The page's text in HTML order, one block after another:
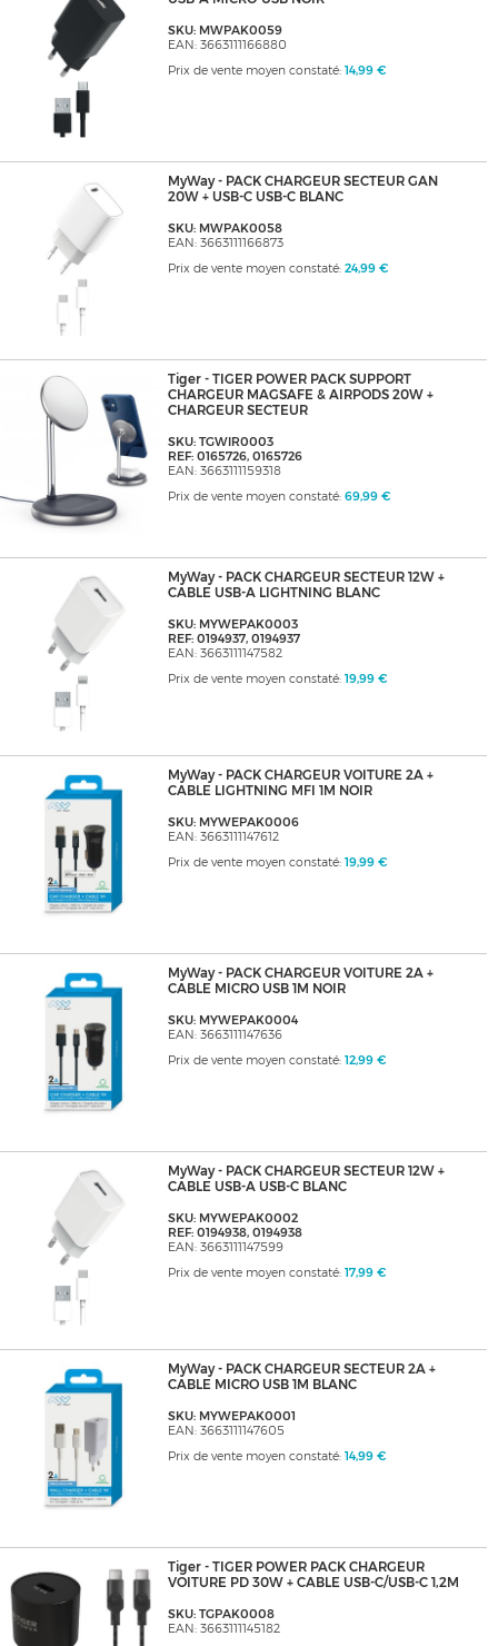
SKU: MWPAK0059
EAN: 3663111166880
Prix de vente moyen constaté: 14,99 €
MyWay - PACK CHARGEUR SECTEUR GAN
20W + USB-C USB-C BLANC
SKU: MWPAK0058
EAN: 3663111166873
Prix de vente moyen constaté: 24,99 €
Tiger - TIGER POWER PACK SUPPORT
CHARGEUR MAGSAFE & AIRPODS 20W +
CHARGEUR SECTEUR
SKU: TGWIR0003
REF: 0165726, 0165726
EAN: 3663111159318
Prix de vente moyen constaté: 69,99 €
MyWay - PACK CHARGEUR SECTEUR 12W +
CABLE USB-A LIGHTNING BLANC
SKU: MYWEPAK0003
REF: 0194937, 0194937
EAN: 3663111147582
Prix de vente moyen constaté: 19,99 €
MyWay - PACK CHARGEUR VOITURE 2A +
CABLE LIGHTNING MFI 1M NOIR
SKU: MYWEPAK0006
EAN: 3663111147612
Prix de vente moyen constaté: 19,99 €
MyWay - PACK CHARGEUR VOITURE 2A +
CABLE MICRO USB 1M NOIR
SKU: MYWEPAK0004
EAN: 3663111147636
Prix de vente moyen constaté: 12,99 €
MyWay - PACK CHARGEUR SECTEUR 12W +
CABLE USB-A USB-C BLANC
SKU: MYWEPAK0002
REF: 0194938, 0194938
EAN: 3663111147599
Prix de vente moyen constaté: 17,99 €
MyWay - PACK CHARGEUR SECTEUR 2A +
CABLE MICRO USB 1M BLANC
SKU: MYWEPAK0001
EAN: 3663111147605
Prix de vente moyen constaté: 14,99 €
Tiger - TIGER POWER PACK CHARGEUR
VOITURE PD 30W + CABLE USB-C/USB-C 1,2M
SKU: TGPAK0008
EAN: 3663111145182